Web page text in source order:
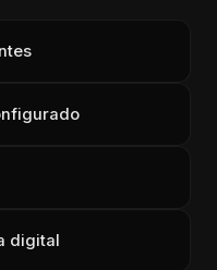
digital